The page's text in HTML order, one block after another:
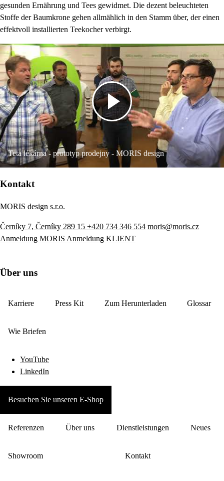
gesunden Ernährung und Tees gewidmet. Die dezent beleuchteten
Stoffe der Baumkrone gehen allmählich in den Stamm über, der einen
effektvoll installierten Teekocher verbirgt.
Teta lékárna - prototyp prodejny - MORIS design
Kontakt
MORIS design s.r.o.
Černíky 7, Černíky 289 15 +420 734 346 554 moris@moris.cz
Anmeldung MORIS Anmeldung KLIENT
Über uns
Karriere Press Kit Zum Herunterladen Glossar
Wie Briefen
YouTube
LinkedIn
Besuchen Sie unseren E-Shop
Referenzen Über uns Dienstleistungen Neues
Showroom Kontakt